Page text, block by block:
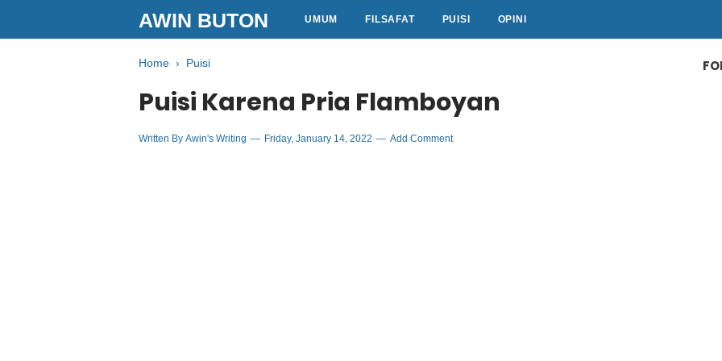
AWIN BUTON UMUM FILSAFAT PUISI OPINI
Home › Puisi
Puisi Karena Pria Flamboyan
Written By Awin's Writing Friday, January 14, 2022 Add Comment